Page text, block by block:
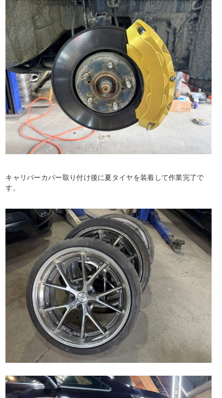
キャリパーカバー取り付け後に夏タイヤを装着して作業完了で
す。